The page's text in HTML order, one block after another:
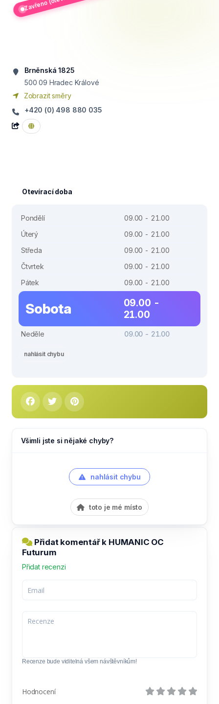
Brněnská 1825
500 09 Hradec Králové
Zobrazit směry
+420 (0) 498 880 035
Otevírací doba
Pondělí
09.00 - 21.00
Úterý
09.00 - 21.00
Středa
09.00 - 21.00
Čtvrtek
09.00 - 21.00
Pátek
09.00 - 21.00
Sobota
09.00 -
21.00
Neděle 09.00 - 21.00
nahlásit chybu
Všimli jste si nějaké chyby?
nahlásit chybu
toto je mé místo
Přidat komentář k HUMANIC OC
Futurum
Přidat recenzi
Recenze bude viditelná všem návštěvníkům!
Hodnocení